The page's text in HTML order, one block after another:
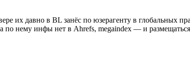
их давно в BL занёс по юзерагенту в глобальных
по нему инфы нет в Ahrefs, megaindex — и размещаться